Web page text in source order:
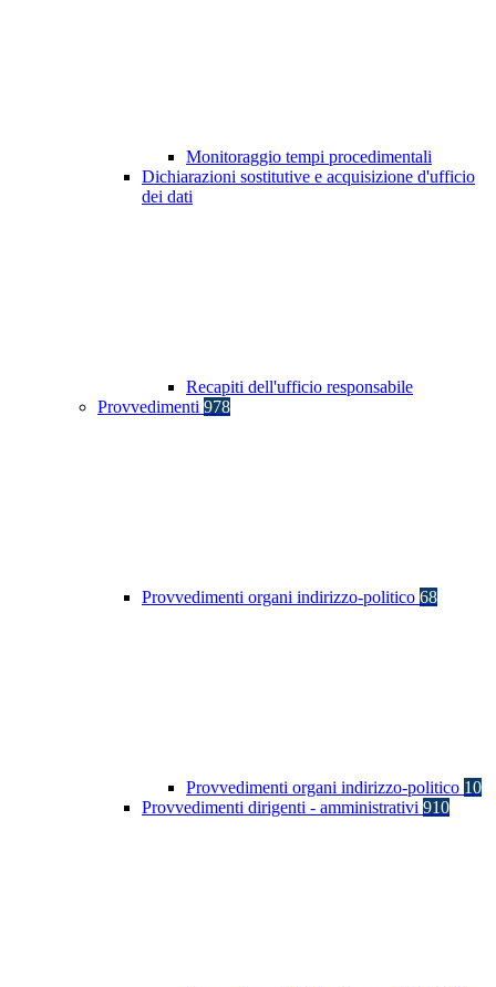
Monitoraggio tempi procedimentali
Dichiarazioni sostitutive e acquisizione d'ufficio
dei dati
Recapiti dell'ufficio responsabile
Provvedimenti 978
Provvedimenti organi indirizzo-politico 68
Provvedimenti organi indirizzo-politico 10
Provvedimenti dirigenti - amministrativi 910